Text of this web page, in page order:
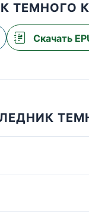
ТЕМНОГО
Скачать